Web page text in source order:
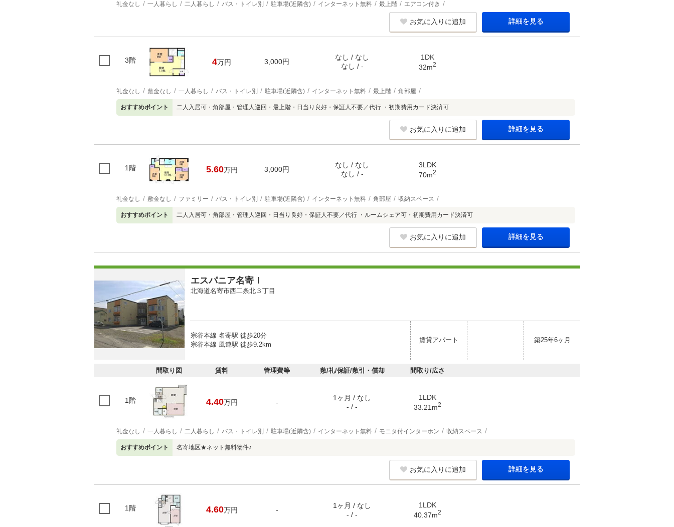
礼金なし 一人暮らし 二人暮らし バス・トイレ別 駐車場(近隣含) インターネット無料 最上階 エアコン付き
お気に入りに追加 詳細を見る
3階 4万円 3,000円
なし / なし
なし / -
1DK
32m2
礼金なし 敷金なし 一人暮らし バス・トイレ別 駐車場(近隣含) インターネット無料 最上階 角部屋
おすすめポイント 二人入居可・角部屋・管理人巡回・最上階・日当り良好・保証人不要／代行 ・初期費用カード決済可
お気に入りに追加 詳細を見る
1階 5.60万円 3,000円
なし / なし
なし / -
3LDK
70m2
礼金なし 敷金なし ファミリー バス・トイレ別 駐車場(近隣含) インターネット無料 角部屋 収納スペース
おすすめポイント 二人入居可・角部屋・管理人巡回・日当り良好・保証人不要／代行 ・ルームシェア可・初期費用カード決済可
お気に入りに追加 詳細を見る
エスパニア名寄Ｉ
北海道名寄市西二条北３丁目
宗谷本線 名寄駅 徒歩20分
宗谷本線 風連駅 徒歩9.2km
賃貸アパート 築25年6ヶ月
間取り図 賃料 管理費等 敷/礼/保証/敷引・償却 間取り/広さ
1階 4.40万円 -
1ヶ月 / なし
- / -
1LDK
33.21m2
礼金なし 一人暮らし 二人暮らし バス・トイレ別 駐車場(近隣含) インターネット無料 モニタ付インターホン 収納スペース
おすすめポイント 名寄地区★ネット無料物件♪
お気に入りに追加 詳細を見る
1階 4.60万円 -
1ヶ月 / なし
- / -
1LDK
40.37m2